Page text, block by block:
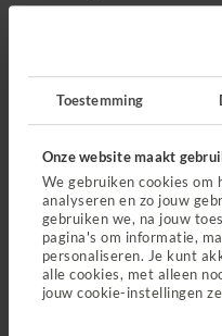
Toestemming
Onze website maakt
We gebruiken cookies
analyseren en zo jouw
gebruiken we, na jouw
pagina's om informatie,
personaliseren. Je kunt
alle cookies, met alleen
jouw cookie-instellingen
100% van de kosten. Ga
Dan betaal je
Waar kan je
behandelcentrum (ZBC)
bevolkingsonderzoek
bij je in de buurt.
Wij hebben met bijna alle
overeenkomsten voor
dat je snel terecht kan bij